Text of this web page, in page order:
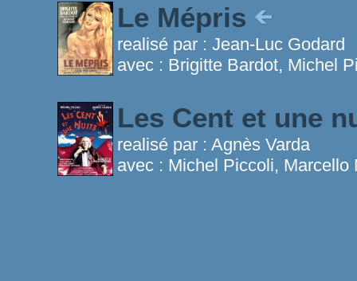
Le Mépris
realisé par : Jean-Luc Godard
avec : Brigitte Bardot, Michel
Les Cent et une
realisé par : Agnès Varda
avec : Michel Piccoli, Marcello